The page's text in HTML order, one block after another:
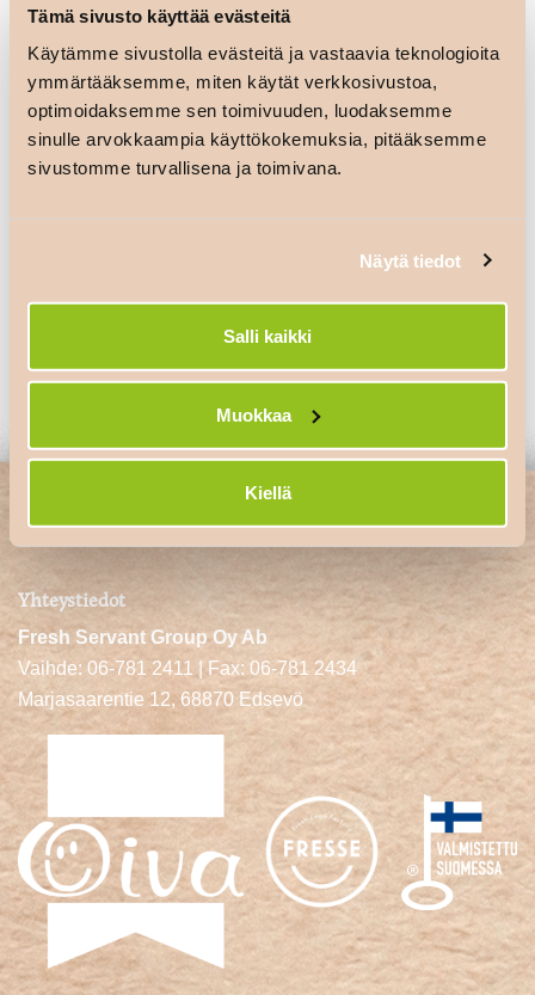
Tämä sivusto käyttää evästeitä
Käytämme sivustolla evästeitä ja vastaavia teknologioita
ymmärtääksemme, miten käytät verkkosivustoa,
optimoidaksemme sen toimivuuden, luodaksemme
sinulle arvokkaampia käyttökokemuksia, pitääksemme
sivustomme turvallisena ja toimivana.
Näytä tiedot
Salli kaikki
Muokkaa
Kiellä
Vastaa
kirjautua sisäänkommentoidaksesi.
Yhteystiedot
Fresh Servant Group Oy Ab
Vaihde: 06-781 2411 | Fax: 06-781 2434
Marjasaarentie 12, 68870 Edsevö